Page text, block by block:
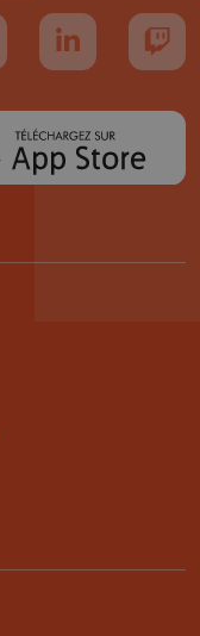
TikTok
nous sur YouTube
Suivez-nous